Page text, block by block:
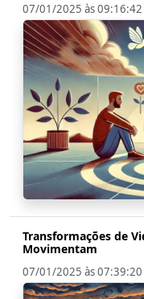
07/01/2025 às 09:16:42
Transformações de
Movimentam
07/01/2025 às 07:39:20